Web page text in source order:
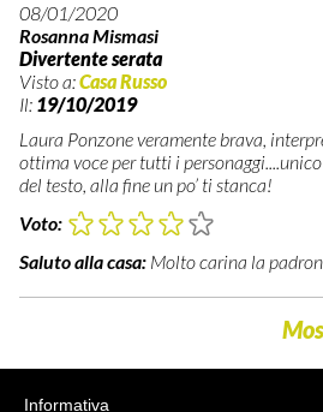
08/01/2020
Rosanna Mismasi
Divertente serata
Visto a:Casa Russo
Il: 19/10/2019
Laura Ponzone veramente brava,
ottima voce per tutti i
del testo, alla fine un po’ ti stanca!
Voto:
Saluto alla casa: Molto carina la
Informativa